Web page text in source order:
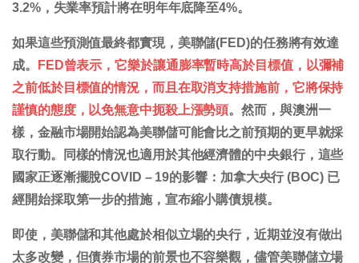
3.2%，失業率預計將在明年年底降至4%。
如果這些預測值最終都實現，美聯儲(FED)的任務將有效達
成。
FED曾表示，它樂於讓通膨率暫時高於目標值，以彌補
之前低於目標值的情況，而且在取消支持措施前，它將保持
謹慎的態度，以免無意中扼殺上漲勢頭。然而，與澳洲一
樣，金融市場開始認為美聯儲可能會比之前預期的更早就採
取行動。同樣的情況也適用於其他經濟體的中央銀行，這些
國家正逐漸擺脫COVID – 19的影響：加拿大央行 (BOC) 已
經開始採取第一步的措施，宣布縮小購債規模。
即使，美聯儲和其他處於相似立場的央行，近期並沒有做出
太多改變，但債券市場的前景也不容樂觀，儘管美聯儲立場